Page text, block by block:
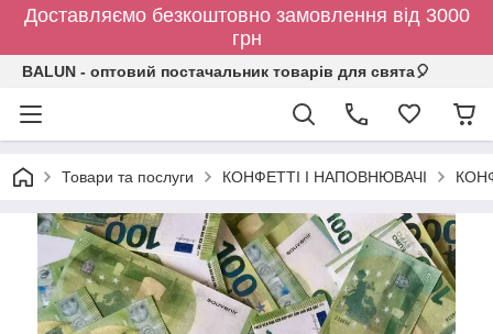
Доставляємо безкоштовно замовлення від 3000
грн
BALUN - оптовий постачальник товарів для свята🎈
Товари та послуги КОНФЕТТІ І НАПОВНЮВАЧІ